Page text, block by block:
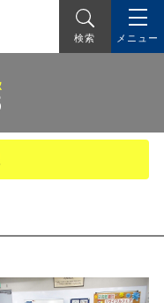
検索 メニュー